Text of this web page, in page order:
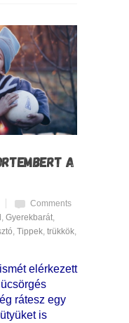
A
Comments
, Gyerekbarát,
, Tippek, trükkök,
elérkezett
rátesz egy
is